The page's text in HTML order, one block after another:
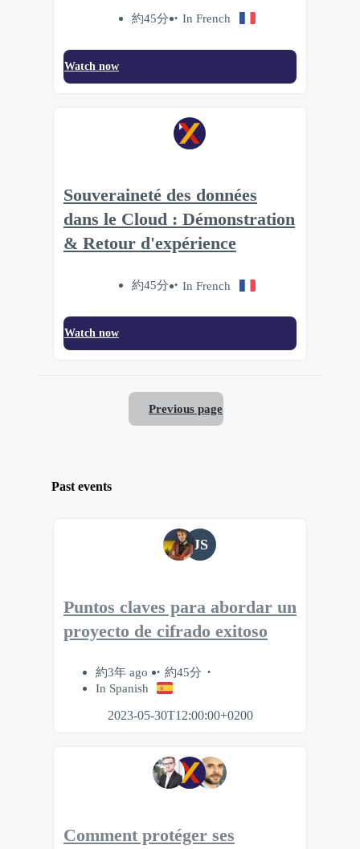
約45分 In French
Watch now
Souveraineté des données
dans le Cloud : Démonstration
& Retour d'expérience
約45分 In French
Watch now
Previous page
Past events
JS
Puntos claves para abordar un
proyecto de cifrado exitoso
約3年 ago
約45分
In Spanish
2023-05-30T12:00:00+0200
Comment protéger ses